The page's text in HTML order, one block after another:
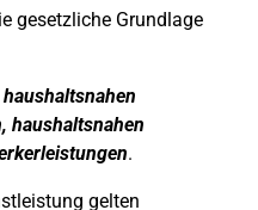
gesetzliche Grundlage
haushaltsnahen
haushaltsnahen
.
gelten